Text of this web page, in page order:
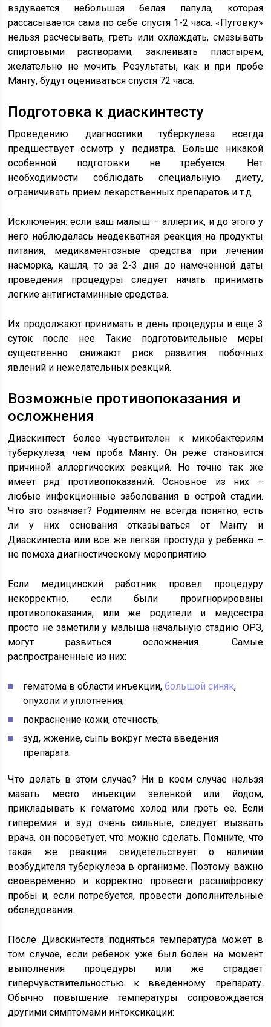
вздувается небольшая белая папула, которая
рассасывается сама по себе спустя 1-2 часа. «Пуговку»
нельзя расчесывать, греть или охлаждать, смазывать
спиртовыми растворами, заклеивать пластырем,
желательно не мочить. Результаты, как и при пробе
Манту, будут оцениваться спустя 72 часа.
Подготовка к диаскинтесту
Проведению диагностики туберкулеза всегда
предшествует осмотр у педиатра. Больше никакой
особенной подготовки не требуется. Нет
необходимости соблюдать специальную диету,
ограничивать прием лекарственных препаратов и т.д.
Исключения: если ваш малыш – аллергик, и до этого у
него наблюдалась неадекватная реакция на продукты
питания, медикаментозные средства при лечении
насморка, кашля, то за 2-3 дня до намеченной даты
проведения процедуры следует начать принимать
легкие антигистаминные средства.
Их продолжают принимать в день процедуры и еще 3
суток после нее. Такие подготовительные меры
существенно снижают риск развития побочных
явлений и нежелательных реакций.
Возможные противопоказания и
осложнения
Диаскинтест более чувствителен к микобактериям
туберкулеза, чем проба Манту. Он реже становится
причиной аллергических реакций. Но точно так же
имеет ряд противопоказаний. Основное из них –
любые инфекционные заболевания в острой стадии.
Что это означает? Родителям не всегда понятно, есть
ли у них основания отказываться от Манту и
Диаскинтеста или все же легкая простуда у ребенка –
не помеха диагностическому мероприятию.
Если медицинский работник провел процедуру
некорректно, если были проигнорированы
противопоказания, или же родители и медсестра
просто не заметили у малыша начальную стадию ОРЗ,
могут развиться осложнения. Самые
распространенные из них:
гематома в области инъекции,большой синяк,
опухоли и уплотнения;
покраснение кожи, отечность;
зуд, жжение, сыпь вокруг места введения
препарата.
Что делать в этом случае? Ни в коем случае нельзя
мазать место инъекции зеленкой или йодом,
прикладывать к гематоме холод или греть ее. Если
гиперемия и зуд очень сильные, следует вызвать
врача, он посоветует, что можно сделать. Помните, что
такая же реакция свидетельствует о наличии
возбудителя туберкулеза в организме. Поэтому важно
своевременно и корректно провести расшифровку
пробы и, если потребуется, провести дополнительные
обследования.
После Диаскинтеста подняться температура может в
том случае, если ребенок уже был болен на момент
выполнения процедуры или же страдает
гиперчувствительностью к введенному препарату.
Обычно повышение температуры сопровождается
другими симптомами интоксикации: